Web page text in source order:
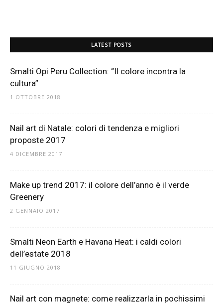
LATEST POSTS
Smalti Opi Peru Collection: “Il colore incontra la
cultura”
1 OTTOBRE 2018
Nail art di Natale: colori di tendenza e migliori
proposte 2017
4 DICEMBRE 2017
Make up trend 2017: il colore dell’anno è il verde
Greenery
2 GENNAIO 2017
Smalti Neon Earth e Havana Heat: i caldi colori
dell’estate 2018
11 GIUGNO 2018
Nail art con magnete: come realizzarla in pochissimi